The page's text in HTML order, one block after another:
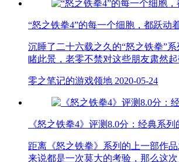
“怒之铁拳4”的每一个细胞，都跃动
沉睡了二十六载之久的“怒之铁拳”
睹此景，老零不禁对这些朋友肃然
零之笔记的游戏领地 2020-05-24
《怒之铁拳4》评测8.0分：经典系
距离《怒之铁拳》系列的上一部作
来说都是一次莫大的考验，那么这